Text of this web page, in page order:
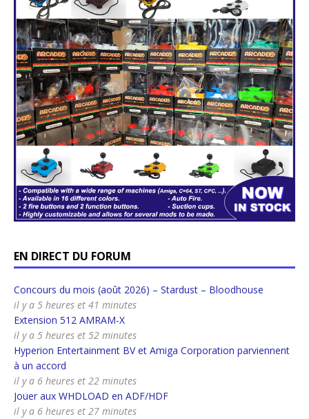
EN DIRECT DU FORUM
Concours du mois (août 2026) – Stardust – Bloodhouse
il y a 5 heures et 41 minutes
Extension 512 AMRAM-X
il y a 5 heures et 52 minutes
Hyperion Entertainment BV et Amiga Corporation parviennent
à un accord
il y a 6 heures et 22 minutes
Jouer aux WHDLOAD en ADF/HDF
il y a 6 heures et 27 minutes